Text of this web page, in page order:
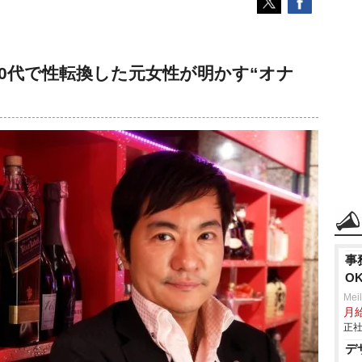
で性転換した元女性が明かす“オナ
事
月
正
デ